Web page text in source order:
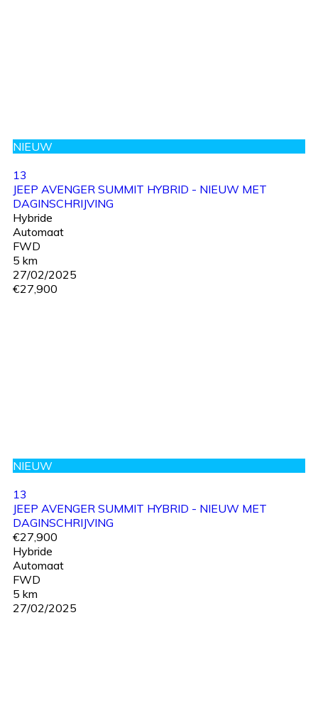
NIEUW
13
JEEP AVENGER SUMMIT HYBRID - NIEUW MET
DAGINSCHRIJVING
Hybride
Automaat
FWD
5 km
27/02/2025
€27,900
NIEUW
13
JEEP AVENGER SUMMIT HYBRID - NIEUW MET
DAGINSCHRIJVING
€27,900
Hybride
Automaat
FWD
5 km
27/02/2025